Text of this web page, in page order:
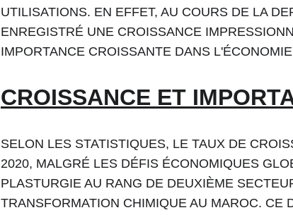
UTILISATIONS. EN EFFET, AU COURS DE LA
ENREGISTRÉ UNE CROISSANCE
IMPORTANCE CROISSANTE DANS
CROISSANCE ET
SELON LES STATISTIQUES, LE TAUX DE
2020, MALGRÉ LES DÉFIS ÉCONOMIQUES
PLASTURGIE AU RANG DE DEUXIÈME
TRANSFORMATION CHIMIQUE AU MAROC. CE